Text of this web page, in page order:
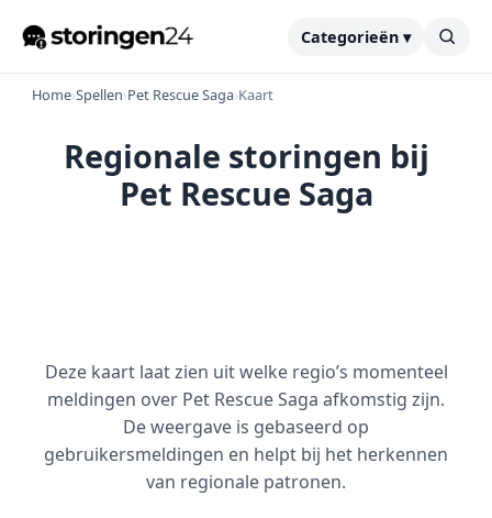
Categorieën ▾
Home›Spellen›Pet Rescue Saga›Kaart
Regionale storingen bij
Pet Rescue Saga
Deze kaart laat zien uit welke regio’s momenteel
meldingen over Pet Rescue Saga afkomstig zijn.
De weergave is gebaseerd op
gebruikersmeldingen en helpt bij het herkennen
van regionale patronen.